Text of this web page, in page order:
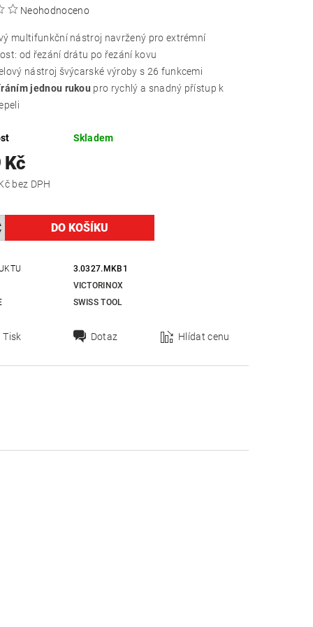
Neohodnoceno
multifunkční nástroj navržený pro extrémní
od řezání drátu po řezání kovu
nástroj švýcarské výroby s 26 funkcemi
jednou rukou pro rychlý a snadný přístup k
Skladem
Kč
3 304,96 Kč bez DPH
3.0327.MKB1
VICTORINOX
SWISS TOOL
Tisk Dotaz Hlídat cenu